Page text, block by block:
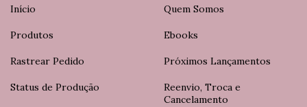
Início Quem Somos
Produtos Ebooks
Rastrear Pedido Próximos Lançamentos
Status de Produção
Reenvio, Troca e
Cancelamento